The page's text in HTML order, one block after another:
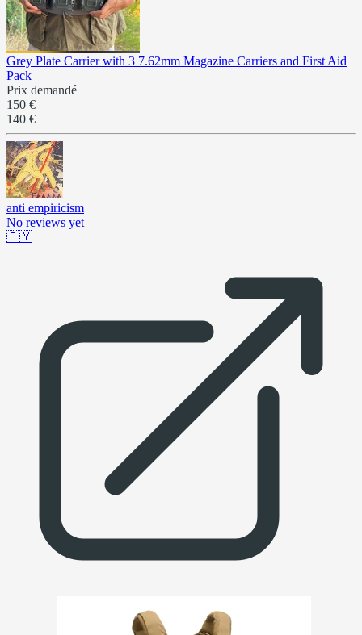
Grey Plate Carrier with 3 7.62mm Magazine Carriers and First Aid
Pack
Prix demandé
150 €
140 €
anti empiricism
No reviews yet
🇨🇾